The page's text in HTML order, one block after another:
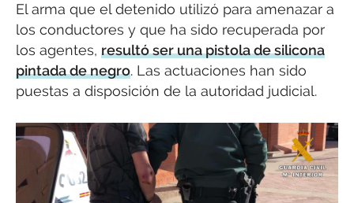
El arma que el detenido utilizó para amenazar a
los conductores y que ha sido recuperada por
los agentes, resultó ser una pistola de silicona
pintada de negro. Las actuaciones han sido
puestas a disposición de la autoridad judicial.